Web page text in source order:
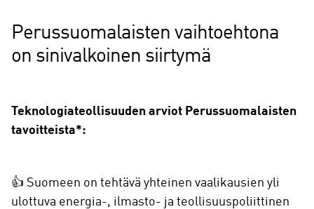
Perussuomalaisten vaihtoehtona
on sinivalkoinen siirtymä
Teknologiateollisuuden arviot Perussuomalaisten
tavoitteista*:
👍 Suomeen on tehtävä yhteinen vaalikausien yli
ulottuva energia-, ilmasto- ja teollisuuspoliittinen